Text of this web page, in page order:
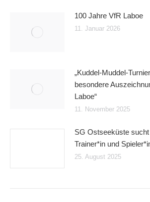
100 Jahre VfR Laboe
11. Januar 2026
„Kuddel-Muddel-
besondere
Laboe“
11. November 2025
SG Ostseeküste
Trainer*in und
25. August 2025